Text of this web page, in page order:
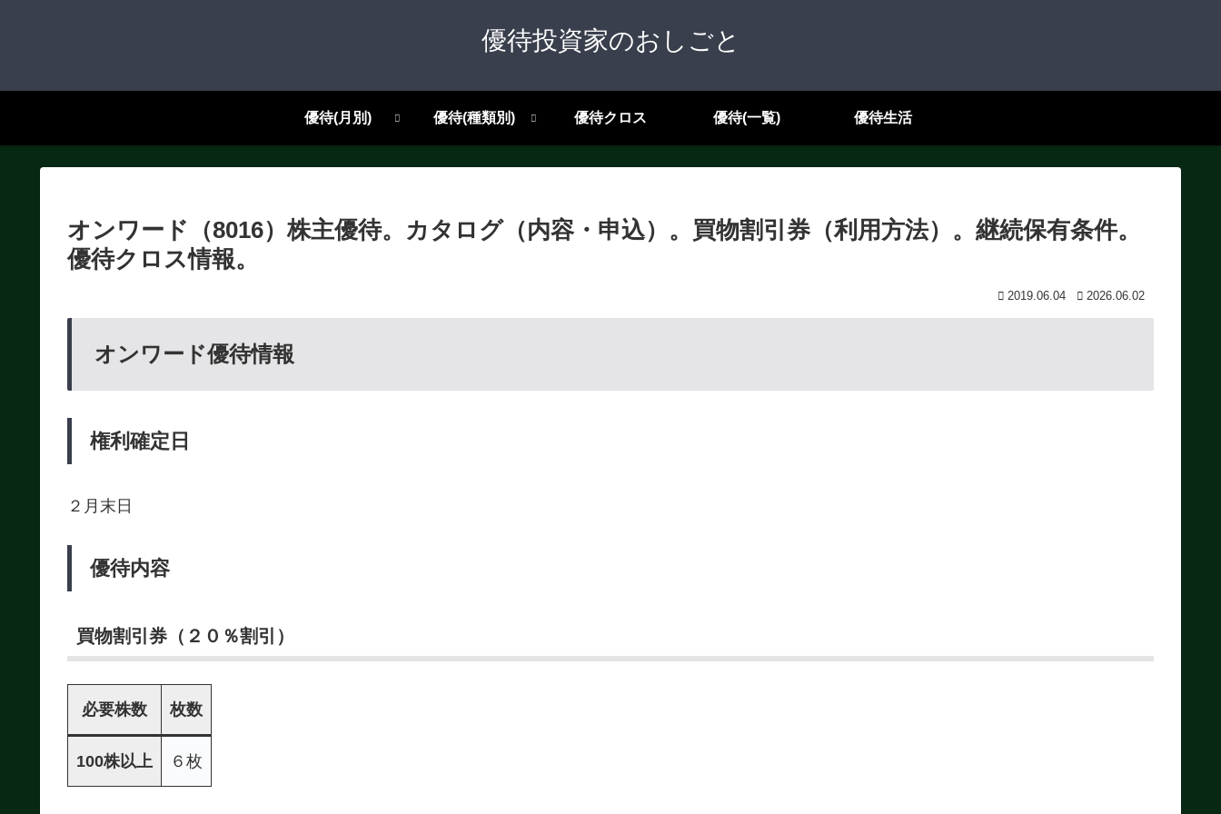
優待投資家のおしごと
優待(月別) 優待(種類別) 優待クロス 優待(一覧) 優待生活
オンワード（8016）株主優待。カタログ（内容・申込）。買物割引券（利用方法）。継続保有条件。
優待クロス情報。
2019.06.04 2026.06.02
オンワード優待情報
権利確定日
２月末日
優待内容
買物割引券（２０％割引）
必要株数 枚数
100株以上 ６枚